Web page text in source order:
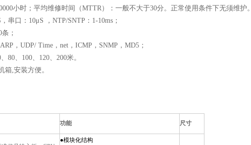
小时；平均维修时间（MTTR）：一般不大于30分。正常使用条件下无须维护。
串口：10μS ，NTP/SNTP：1-10ms；
；
，UDP/ Time，net，ICMP，SNMP，MD5；
80、100、120、200米。
箱,安装方便。
功能 尺寸
●模块化结构